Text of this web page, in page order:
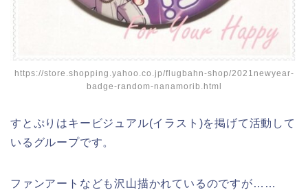
https://store.shopping.yahoo.co.jp/flugbahn-shop/2021newyear-
badge-random-nanamorib.html
すとぷりはキービジュアル(イラスト)を掲げて活動して
いるグループです。
ファンアートなども沢山描かれているのですが……